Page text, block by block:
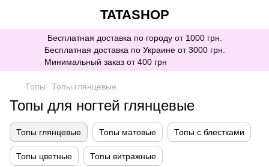
TATASHOP
Бесплатная доставка по городу от 1000 грн.
Бесплатная доставка по Украине от 3000 грн.
Минимальный заказ от 400 грн
Топы Топы глянцевые
Топы для ногтей глянцевые
Топы глянцевые Топы матовые Топы с блестками
Топы цветные Топы витражные